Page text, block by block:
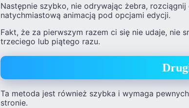
Następnie szybko, nie odrywając żebra,
natychmiastową animacją pod opcjami edycji.
Fakt, że za pierwszym razem ci się nie udaje, nie
trzeciego lub piątego razu.
Ta metoda jest również szybka i wymaga
stronie.